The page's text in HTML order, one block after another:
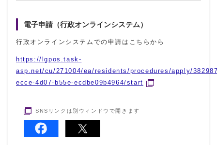
電子申請（行政オンラインシステム）
行政オンラインシステムでの申請はこちらから
https://lgpos.task-
asp.net/cu/271004/ea/residents/procedures/apply/
ecce-4d07-b55e-ecdbe09b4964/start
SNSリンクは別ウィンドウで開きます